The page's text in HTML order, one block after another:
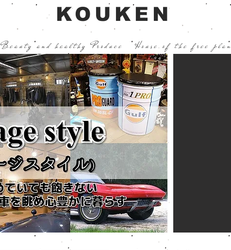
Beauty and healthy ProduceHouse of the free plan
KOUKEN